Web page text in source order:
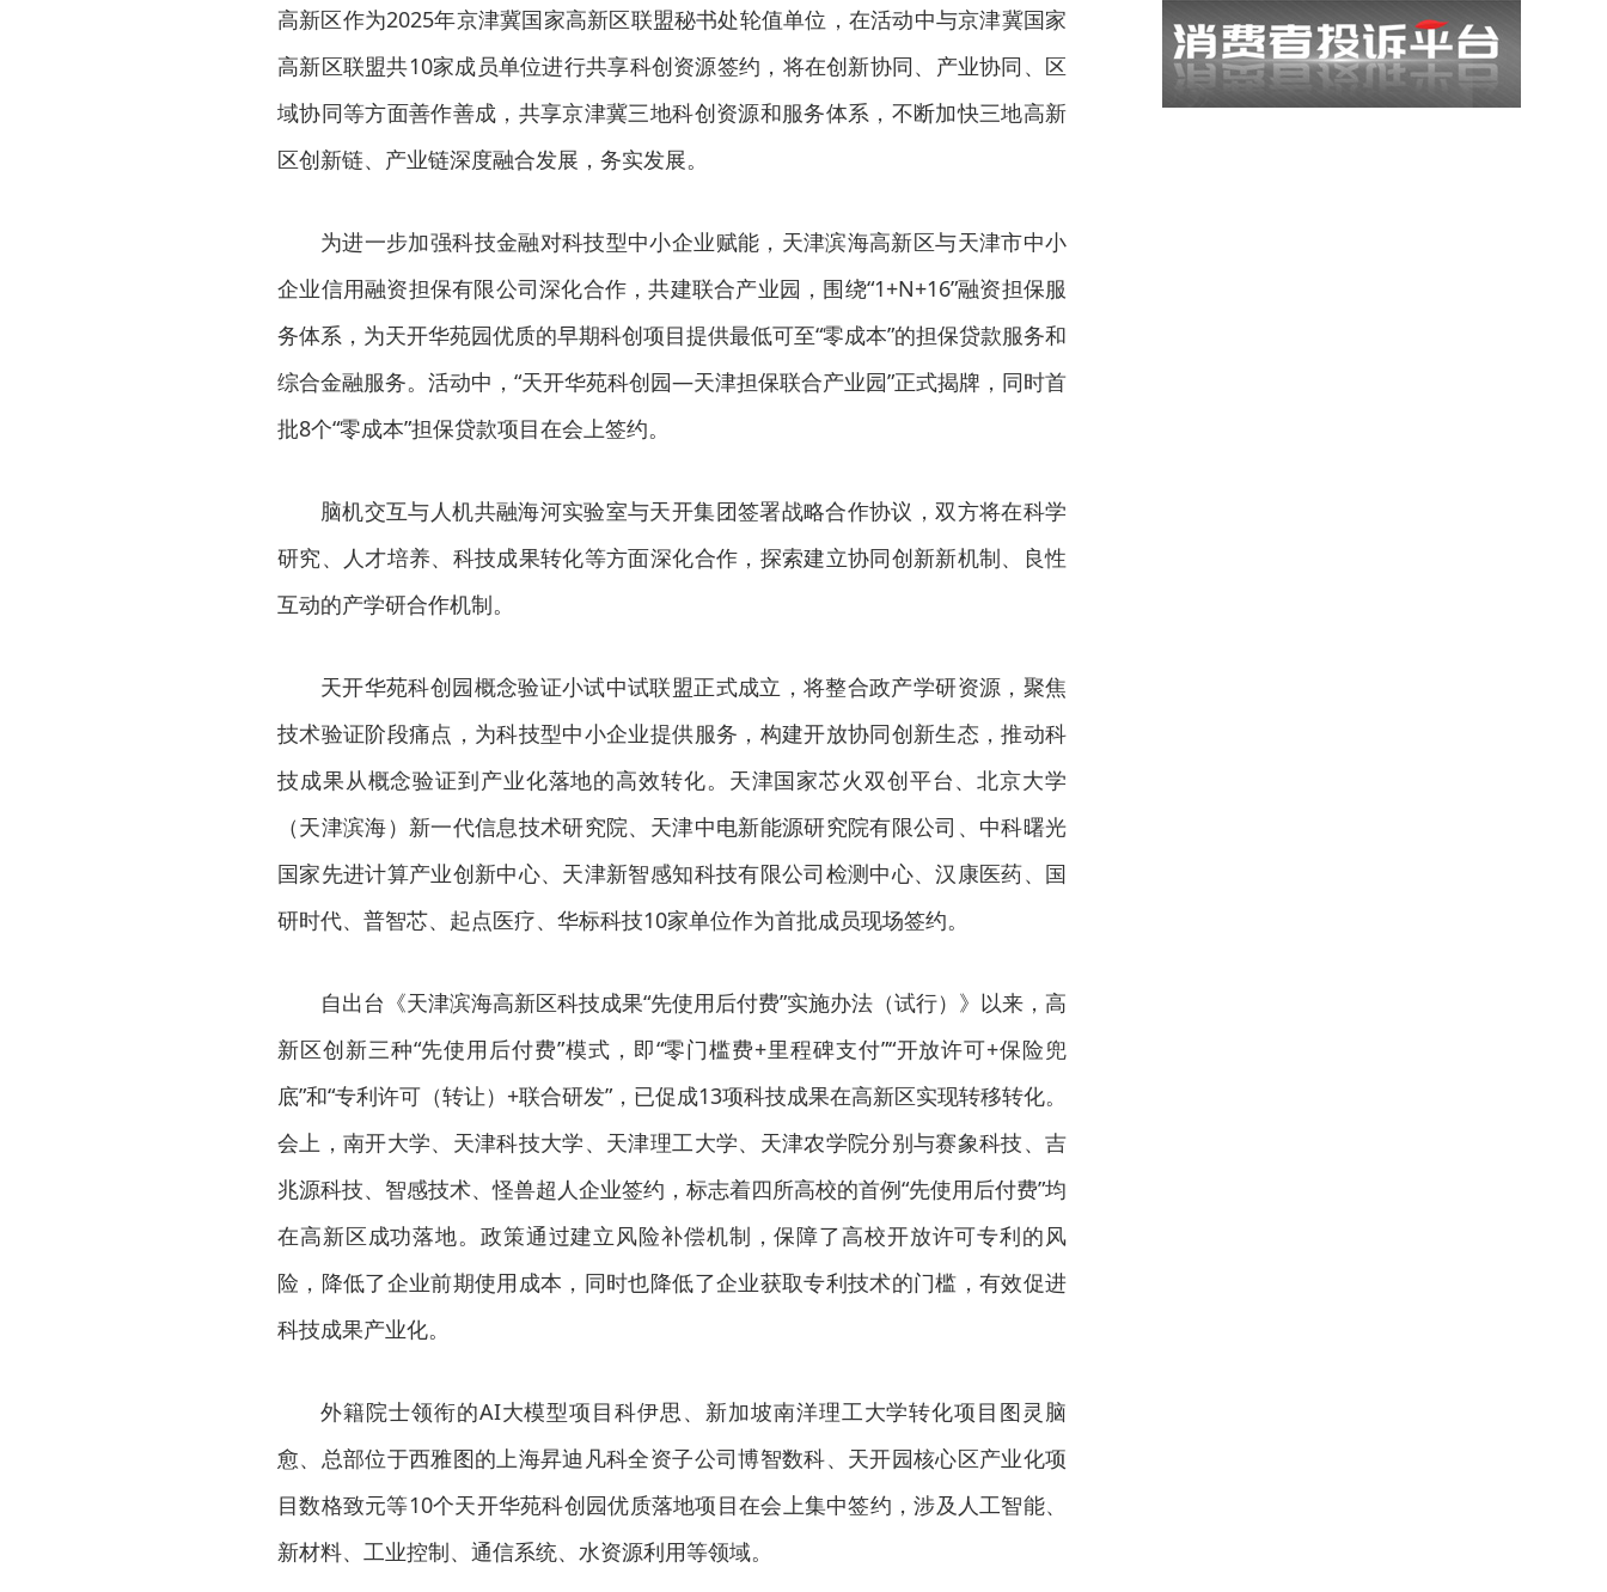
高新区作为2025年京津冀国家高新区联盟秘书处轮值单位，在活动中与京津冀国家
高新区联盟共10家成员单位进行共享科创资源签约，将在创新协同、产业协同、区
域协同等方面善作善成，共享京津冀三地科创资源和服务体系，不断加快三地高新
区创新链、产业链深度融合发展，务实发展。
为进一步加强科技金融对科技型中小企业赋能，天津滨海高新区与天津市中小
企业信用融资担保有限公司深化合作，共建联合产业园，围绕“1+N+16”融资担保服
务体系，为天开华苑园优质的早期科创项目提供最低可至“零成本”的担保贷款服务和
综合金融服务。活动中，“天开华苑科创园—天津担保联合产业园”正式揭牌，同时首
批8个“零成本”担保贷款项目在会上签约。
脑机交互与人机共融海河实验室与天开集团签署战略合作协议，双方将在科学
研究、人才培养、科技成果转化等方面深化合作，探索建立协同创新新机制、良性
互动的产学研合作机制。
天开华苑科创园概念验证小试中试联盟正式成立，将整合政产学研资源，聚焦
技术验证阶段痛点，为科技型中小企业提供服务，构建开放协同创新生态，推动科
技成果从概念验证到产业化落地的高效转化。天津国家芯火双创平台、北京大学
（天津滨海）新一代信息技术研究院、天津中电新能源研究院有限公司、中科曙光
国家先进计算产业创新中心、天津新智感知科技有限公司检测中心、汉康医药、国
研时代、普智芯、起点医疗、华标科技10家单位作为首批成员现场签约。
自出台《天津滨海高新区科技成果“先使用后付费”实施办法（试行）》以来，高
新区创新三种“先使用后付费”模式，即“零门槛费+里程碑支付”“开放许可+保险兜
底”和“专利许可（转让）+联合研发”，已促成13项科技成果在高新区实现转移转化。
会上，南开大学、天津科技大学、天津理工大学、天津农学院分别与赛象科技、吉
兆源科技、智感技术、怪兽超人企业签约，标志着四所高校的首例“先使用后付费”均
在高新区成功落地。政策通过建立风险补偿机制，保障了高校开放许可专利的风
险，降低了企业前期使用成本，同时也降低了企业获取专利技术的门槛，有效促进
科技成果产业化。
外籍院士领衔的AI大模型项目科伊思、新加坡南洋理工大学转化项目图灵脑
愈、总部位于西雅图的上海昇迪凡科全资子公司博智数科、天开园核心区产业化项
目数格致元等10个天开华苑科创园优质落地项目在会上集中签约，涉及人工智能、
新材料、工业控制、通信系统、水资源利用等领域。